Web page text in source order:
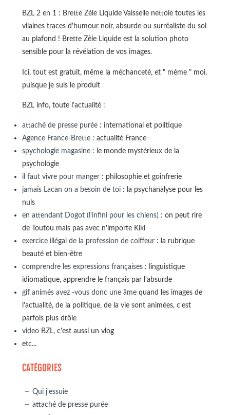
BZL 2 en 1 : Brette Zèle Liquide Vaisselle nettoie toutes les
vilaines traces d'humour noir, absurde ou surréaliste du sol
au plafond ! Brette Zèle Liquide est la solution photo
sensible pour la révélation de vos images.
Ici, tout est gratuit, même la méchanceté, et " mème " moi,
puisque je suis le produit
BZL info, toute l'actualité :
attaché de presse purée: international et politique
Agence France-Brette: actualité France
spychologie magasine: le monde mystérieux de la
psychologie
il faut vivre pour manger: philosophie et goinfrerie
jamais Lacan on a besoin de toi: la psychanalyse pour les
nuls
en attendant Dogot (l'infini pour les chiens): on peut rire
de Toutou mais pas avec n'importe Kiki
exercice illégal de la profession de coiffeur: la rubrique
beauté et bien-être
comprendre les expressions françaises: linguistique
idiomatique, apprendre le français par l'absurde
gif animés avez -vous donc une âmequand les images de
l'actualité, de la politique, de la vie sont animées, c'est
parfois plus drôle
videoBZL, c'est aussi un vlog
etc...
CATÉGORIES
Qui j'essuie
attaché de presse purée